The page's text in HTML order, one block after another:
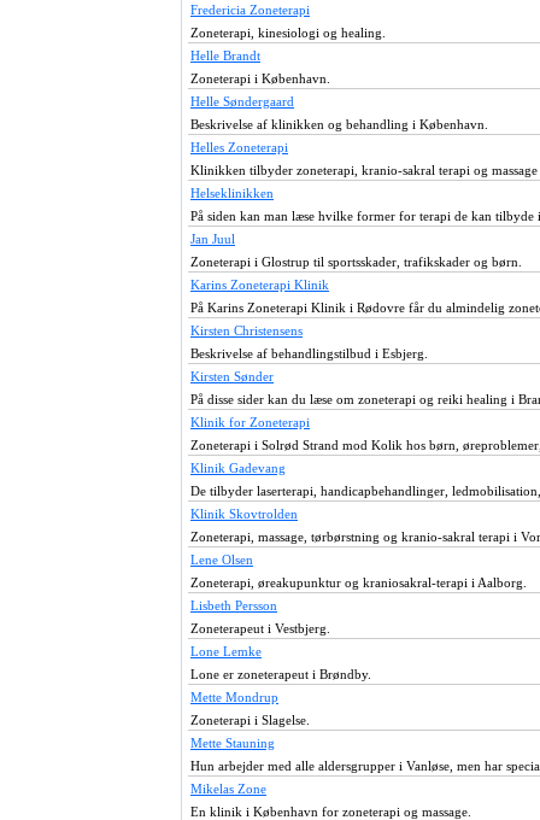
Fredericia Zoneterapi
Zoneterapi, kinesiologi og healing.
Helle Brandt
Zoneterapi i København.
Helle Søndergaard
Beskrivelse af klinikken og behandling i København.
Helles Zoneterapi
Klinikken tilbyder zoneterapi, kranio-sakral terapi og
Helseklinikken
På siden kan man læse hvilke former for terapi de kan
Jan Juul
Zoneterapi i Glostrup til sportsskader, trafikskader og børn.
Karins Zoneterapi Klinik
På Karins Zoneterapi Klinik i Rødovre får du almindelig
Kirsten Christensens
Beskrivelse af behandlingstilbud i Esbjerg.
Kirsten Sønder
På disse sider kan du læse om zoneterapi og reiki healing i
Klinik for Zoneterapi
Zoneterapi i Solrød Strand mod Kolik hos børn,
Klinik Gadevang
De tilbyder laserterapi, handicapbehandlinger,
Klinik Skovtrolden
Zoneterapi, massage, tørbørstning og kranio-sakral terapi i
Lene Olsen
Zoneterapi, øreakupunktur og kraniosakral-terapi i Aalborg.
Lisbeth Persson
Zoneterapeut i Vestbjerg.
Lone Lemke
Lone er zoneterapeut i Brøndby.
Mette Mondrup
Zoneterapi i Slagelse.
Mette Stauning
Hun arbejder med alle aldersgrupper i Vanløse, men har
Mikelas Zone
En klinik i København for zoneterapi og massage.